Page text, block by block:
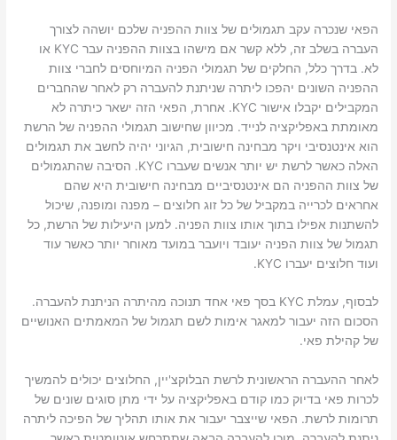
הפאי שנכרה עקב תגמולים של צוות ההפניה שלכם יושהה לצורך
העברה בשלב זה, ללא קשר אם מישהו בצוות ההפניה עבר KYC או
לא. בדרך כלל, החלקים של תגמולי הפניה המיוחסים לחברי צוות
ההפניה השונים יהפכו ליתרה שניתנת להעברה רק לאחר שהחברים
המקבילים יקבלו אישור KYC. אחרת, הפאי הזה ישאר כיתרה לא
מאומתת באפליקציה לנייד. מכיוון שחישוב תגמולי ההפניה של הרשת
הוא אינטנסיבי ויקר מבחינה חישובית, הגיוני יהיה לחשב את תגמולים
האלה כאשר לרשת יש יותר אנשים שעברו KYC. הסיבה שהתגמולים
של צוות ההפניה הם אינטנסיביים מבחינה חישובית היא שהם
אחראים לכרייה במקביל של כל זוג חלוצים – מפנה ומופנה, שיכול
להשתנות אפילו בתוך אותו צוות הפניה. למען היעילות של הרשת, כל
תגמול של צוות הפניה יעובד ויועבר במועד מאוחר יותר כאשר עוד
ועוד חלוצים יעברו KYC.
לבסוף, עמלת KYC בסך פאי אחד תנוכה מהיתרה הניתנת להעברה.
הסכום הזה יעבור למאגר אימות לשם תגמול של המאמתים האנושיים
של קהילת פאי.
לאחר ההעברה הראשונית לרשת הבלוקצ'יין, החלוצים יכולים להמשיך
לכרות פאי בדיוק כמו קודם באפליקציה על ידי מתן סוגים שונים של
תרומות לרשת. הפאי שייצבר יעבור את אותו תהליך של הפיכה ליתרה